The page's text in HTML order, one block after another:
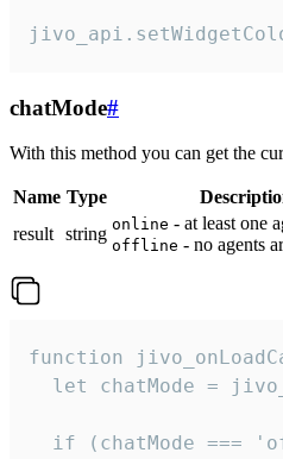
chatMode#
With this method you can get the
Name Type
result string online - at least one
offline - no agents
function
let chatMode =
if (chatMode ===